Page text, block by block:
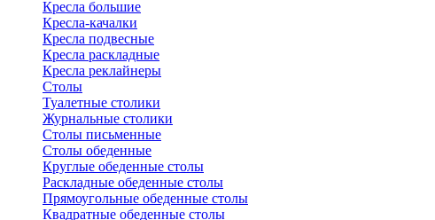
Кресла большие
Кресла-качалки
Кресла подвесные
Кресла раскладные
Кресла реклайнеры
Столы
Туалетные столики
Журнальные столики
Столы письменные
Столы обеденные
Круглые обеденные столы
Раскладные обеденные столы
Прямоугольные обеденные столы
Квадратные обеденные столы